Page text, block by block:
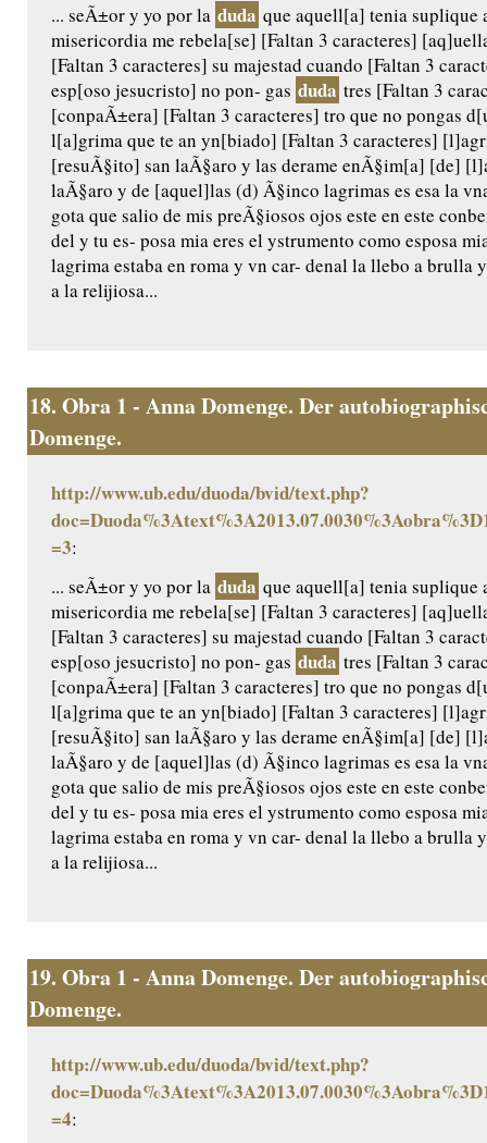
... seÃ±or y yo por la duda que aquell[a] tenia suplique
misericordia me rebela[se] [Faltan 3 caracteres]
[Faltan 3 caracteres] su majestad cuando [Faltan 3
esp[oso jesucristo] no pon- gas duda tres [Faltan 3
[conpaÃ±era] [Faltan 3 caracteres] tro que no pongas
l[a]grima que te an yn[biado] [Faltan 3 caracteres]
[resuÃ§ito] san laÃ§aro y las derame enÃ§im[a] [de]
laÃ§aro y de [aquel]las (d) Ã§inco lagrimas es esa la
gota que salio de mis preÃ§iosos ojos este en este
del y tu es- posa mia eres el ystrumento como esposa
lagrima estaba en roma y vn car- denal la llebo a brulla
a la relijiosa...
18. Obra 1 - Anna Domenge. Der
Domenge.
http://www.ub.edu/duoda/bvid/text.php?
=3:
... seÃ±or y yo por la duda que aquell[a] tenia suplique
misericordia me rebela[se] [Faltan 3 caracteres]
[Faltan 3 caracteres] su majestad cuando [Faltan 3
esp[oso jesucristo] no pon- gas duda tres [Faltan 3
[conpaÃ±era] [Faltan 3 caracteres] tro que no pongas
l[a]grima que te an yn[biado] [Faltan 3 caracteres]
[resuÃ§ito] san laÃ§aro y las derame enÃ§im[a] [de]
laÃ§aro y de [aquel]las (d) Ã§inco lagrimas es esa la
gota que salio de mis preÃ§iosos ojos este en este
del y tu es- posa mia eres el ystrumento como esposa
lagrima estaba en roma y vn car- denal la llebo a brulla
a la relijiosa...
19. Obra 1 - Anna Domenge. Der
Domenge.
http://www.ub.edu/duoda/bvid/text.php?
=4: